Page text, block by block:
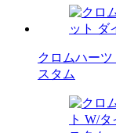
クロムハー
スタム